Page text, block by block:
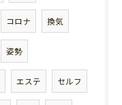
コロナ 換気
姿勢
エステ セルフ